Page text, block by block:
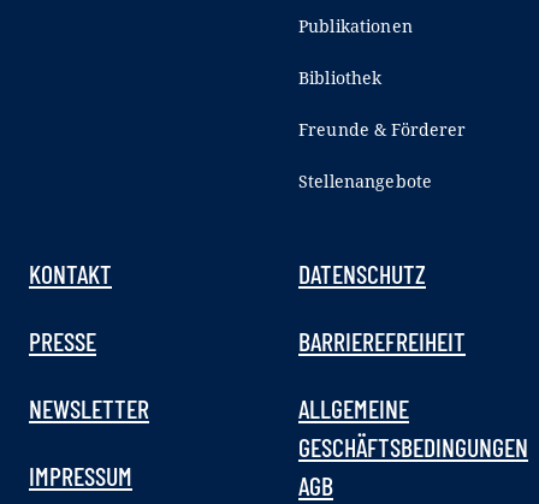
Publikationen
Bibliothek
Freunde & Förderer
Stellenangebote
KONTAKT
PRESSE
NEWSLETTER
IMPRESSUM
DATENSCHUTZ
BARRIEREFREIHEIT
ALLGEMEINE
GESCHÄFTSBEDINGUNGEN
AGB